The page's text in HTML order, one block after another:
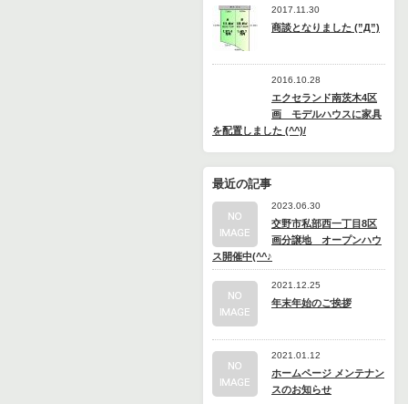
2017.11.30
商談となりました (”Д”)
2016.10.28
エクセランド南茨木4区
画 モデルハウスに家具
を配置しました (^^)/
最近の記事
2023.06.30
交野市私部西一丁目8区
画分譲地 オープンハウ
ス開催中(^^♪
2021.12.25
年末年始のご挨拶
2021.01.12
ホームページ メンテナン
スのお知らせ